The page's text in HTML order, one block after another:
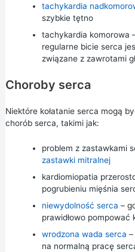
tachykardia
szybkie tętno
tachykardia komorowa
regularne bicie serca
związane z zawrotami
Choroby serca
Niektóre kołatanie serca mogą
chorób serca, takimi jak:
problem z zastawkami
zastawki mitralnej
kardiomiopatia
pogrubieniu mięśnia
niewydolność serca –
prawidłowo pompować
wrodzona wada serca
na normalną pracę